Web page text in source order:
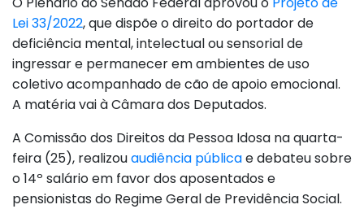
Lei 33/2022, que dispõe o direito do portador de
deficiência mental, intelectual ou sensorial de
ingressar e permanecer em ambientes de uso
coletivo acompanhado de cão de apoio emocional.
A matéria vai à Câmara dos Deputados.
A Comissão dos Direitos da Pessoa Idosa na quarta-
feira (25), realizouaudiência públicae debateu sobre
o 14º salário em favor dos aposentados e
pensionistas do Regime Geral de Previdência Social.